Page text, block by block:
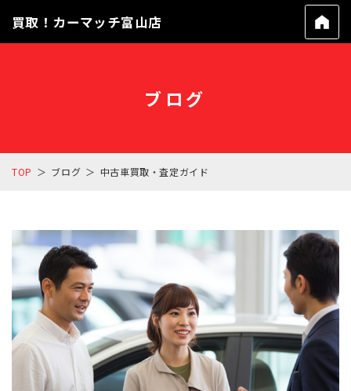
買取！カーマッチ富山店
ブログ
TOP ブログ 中古車買取・査定ガイド